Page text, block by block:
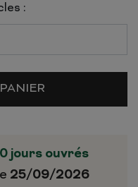
:
jours ouvrés
25/09/2026